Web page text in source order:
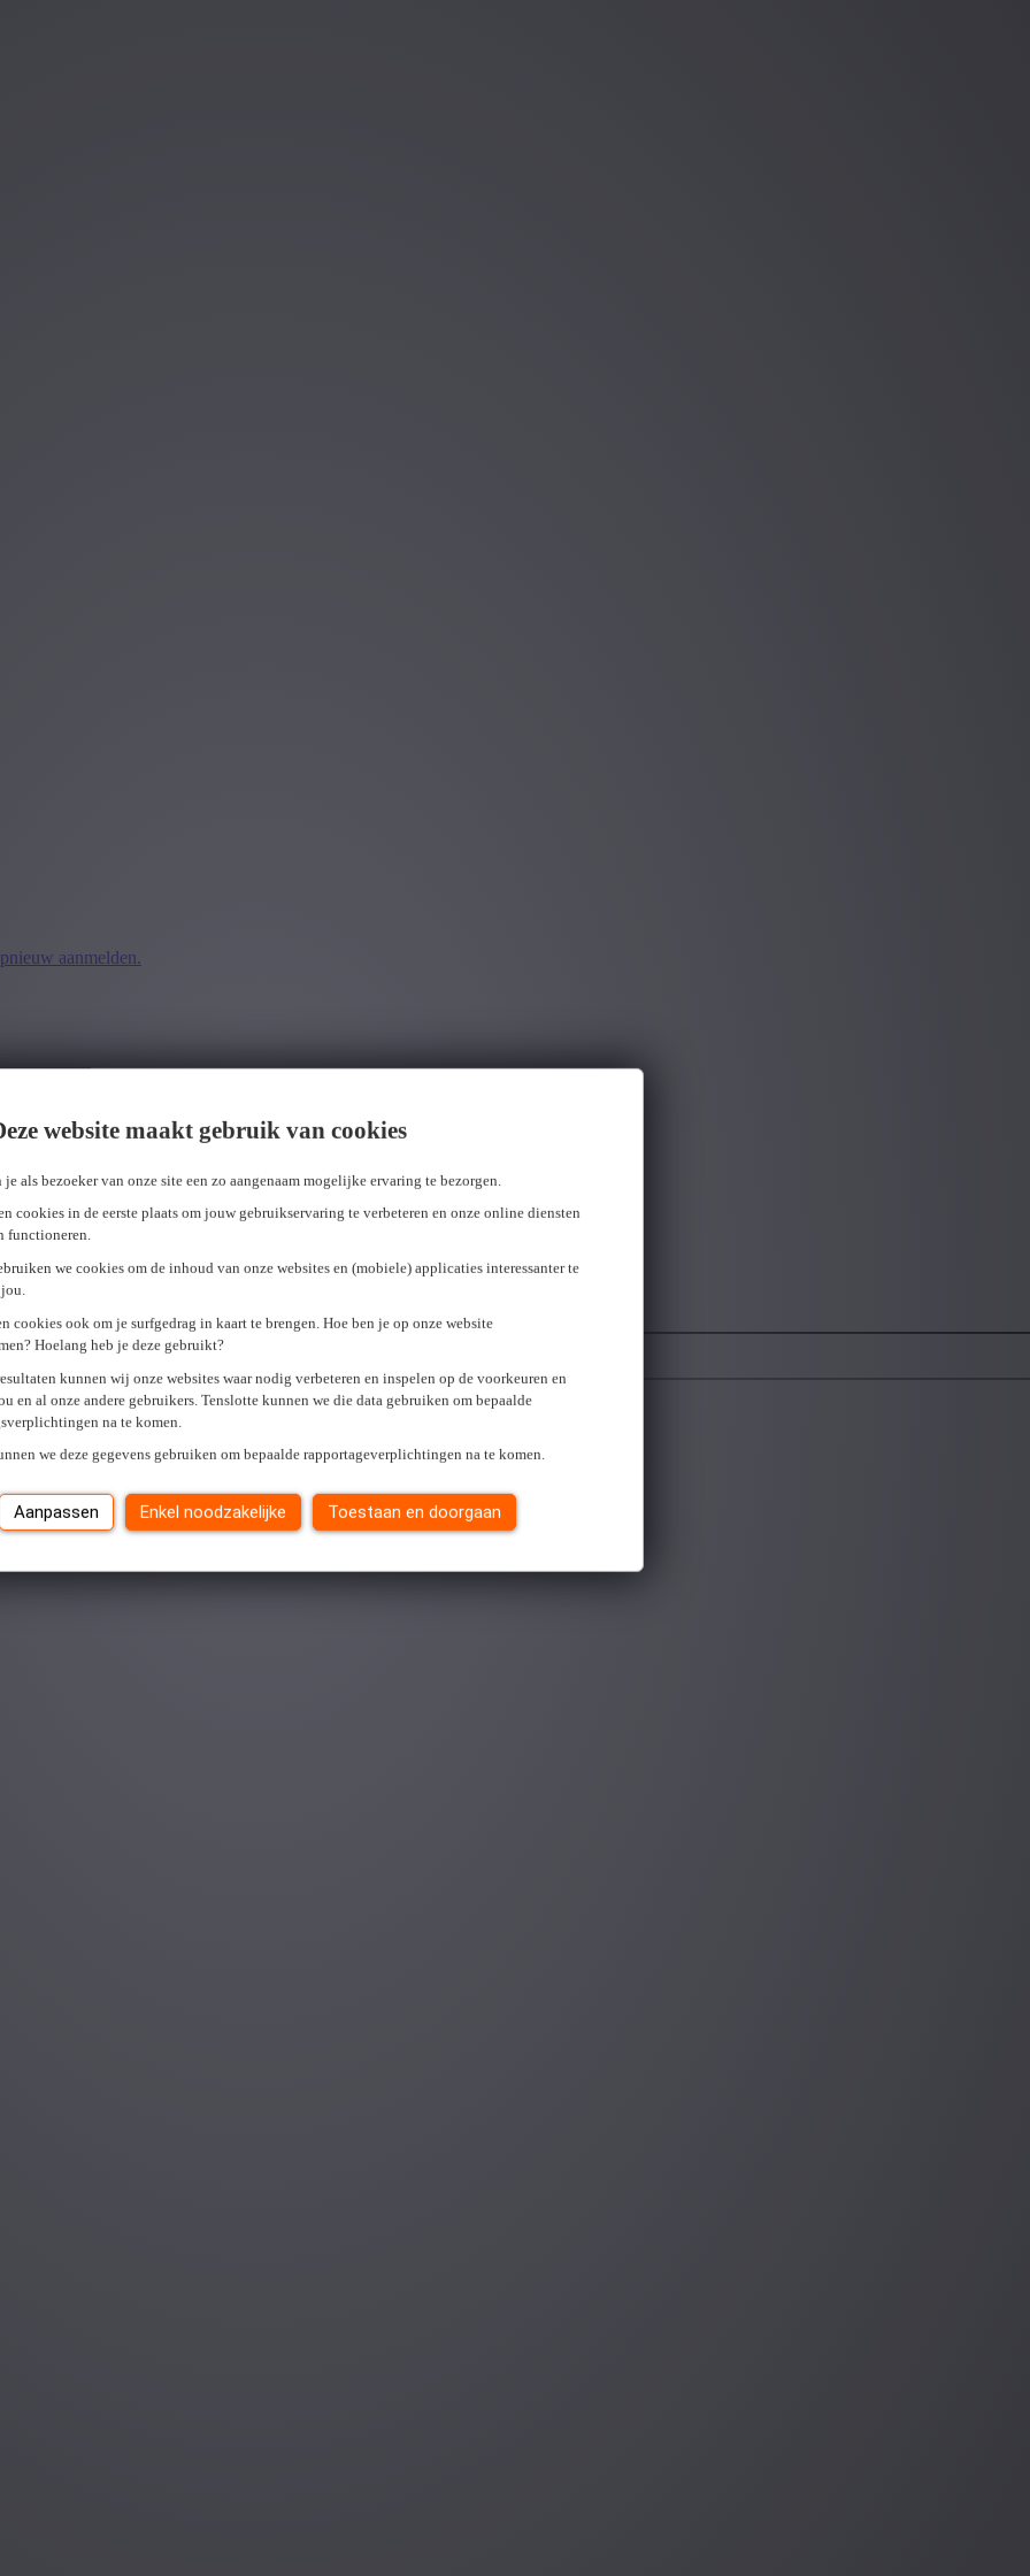
website maakt gebruik van cookies
je als bezoeker van onze site een zo aangenaam mogelijke ervaring te bezorgen.
cookies in de eerste plaats om jouw gebruikservaring te verbeteren en onze online diensten
functioneren.
we cookies om de inhoud van onze websites en (mobiele) applicaties interessanter te
cookies ook om je surfgedrag in kaart te brengen. Hoe ben je op onze website
Hoelang heb je deze gebruikt?
kunnen wij onze websites waar nodig verbeteren en inspelen op de voorkeuren en
en al onze andere gebruikers. Tenslotte kunnen we die data gebruiken om bepaalde
na te komen.
we deze gegevens gebruiken om bepaalde rapportageverplichtingen na te komen.
Aanpassen Enkel noodzakelijke Toestaan en doorgaan
aanmelden.
vrijblijvend jouw gegevens door en we kijken samen welke job het best bij je past.